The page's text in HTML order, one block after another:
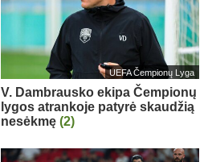
UEFA Čempionų Lyga
V. Dambrausko ekipa Čempionų
lygos atrankoje patyrė skaudžią
nesėkmę(2)